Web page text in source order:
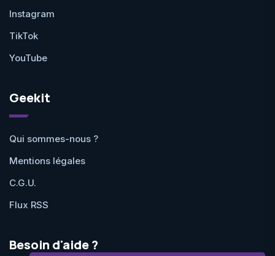
Instagram
TikTok
YouTube
Geekit
Qui sommes-nous ?
Mentions légales
C.G.U.
Flux RSS
Besoin d'aide ?